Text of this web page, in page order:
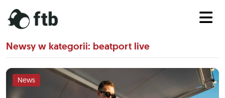
Newsy w kategorii: beatport live
News